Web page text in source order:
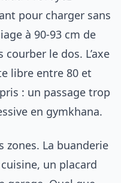
pour charger sans
à 90-93 cm de
le dos. L’axe
libre entre 80 et
: un passage trop
en gymkhana.
zones. La buanderie
un placard